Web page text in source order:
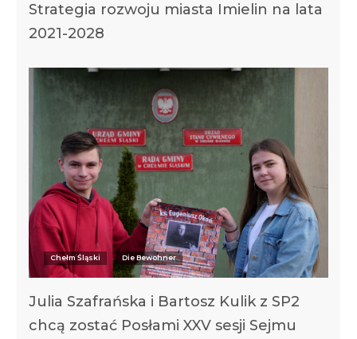
Strategia rozwoju miasta Imielin na lata
2021-2028
Chełm Śląski Die Bewohner
Julia Szafrańska i Bartosz Kulik z SP2
chcą zostać Posłami XXV sesji Sejmu